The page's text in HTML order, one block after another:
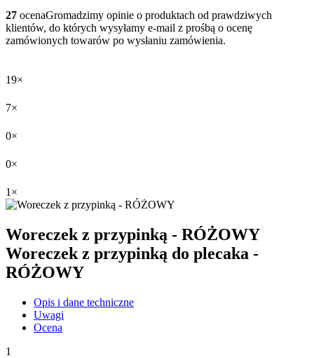
27 ocenaGromadzimy opinie o produktach od prawdziwych
klientów, do których wysyłamy e-mail z prośbą o ocenę
zamówionych towarów po wysłaniu zamówienia.
19×
7×
0×
0×
1×
Woreczek z przypinką - RÓŻOWY
Woreczek z przypinką do plecaka -
RÓŻOWY
Opis i dane techniczne
Uwagi
Ocena
1